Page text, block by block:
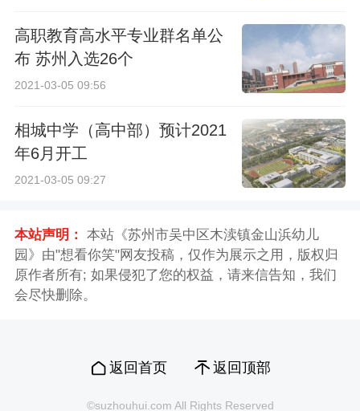
高职教育高水平专业群名单公
布 苏州入选26个
2021-03-05 09:56
相城中学（高中部）预计2021
年6月开工
2021-03-05 09:27
本站声明： 本站《苏州市吴中区木渎镇金山浜幼儿
园》由"想看你笑"网友投稿，仅作为展示之用，版权归
原作者所有; 如果侵犯了您的权益，请来信告知，我们
会尽快删除。
返回首页 返回顶部
©suzhouhui.com All Rights Reserved